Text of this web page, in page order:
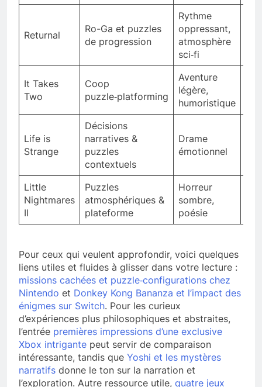
Returnal
Ro-Ga et puzzles
de progression
Rythme
oppressant,
atmosphère
sci‑fi
It Takes
Two
Coop
puzzle‑platforming
Aventure
légère,
humoristique
Life is
Strange
Décisions
narratives &
puzzles
contextuels
Drame
émotionnel
Little
Nightmares
II
Puzzles
atmosphériques &
plateforme
Horreur
sombre,
poésie
Pour ceux qui veulent approfondir, voici quelques
liens utiles et fluides à glisser dans votre lecture :
missions cachées et puzzle‑configurations chez
Nintendo et Donkey Kong Bananza et l’impact des
énigmes sur Switch. Pour les curieux
d’expériences plus philosophiques et abstraites,
l’entrée premières impressions d’une exclusive
Xbox intrigante peut servir de comparaison
intéressante, tandis que Yoshi et les mystères
narratifs donne le ton sur la narration et
l’exploration. Autre ressource utile, quatre jeux